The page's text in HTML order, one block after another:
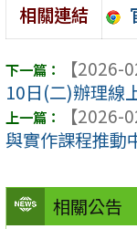
相關公告
相關連結
【2026-
10日(二)辦理線
【2026-
與實作課程推動